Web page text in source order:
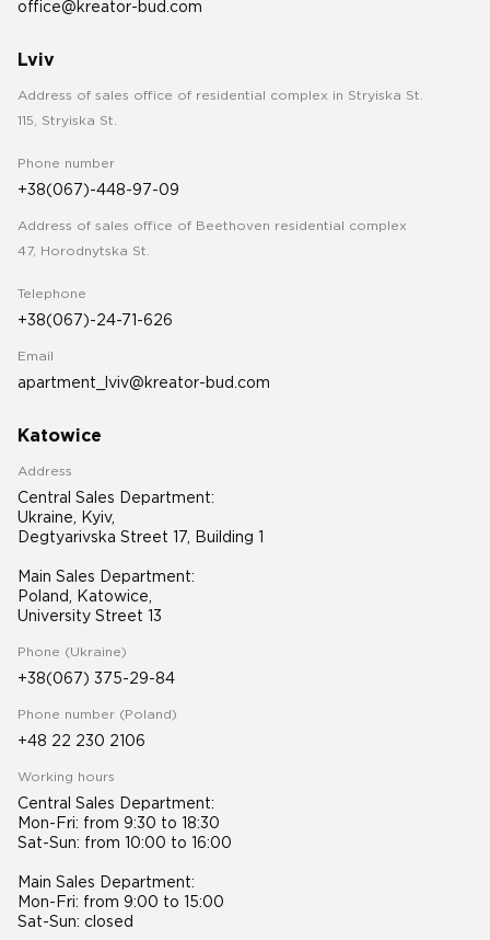
office@kreator-bud.com
Lviv
Address of sales office of residential complex in Stryiska St.
115, Stryiska St.
Phone number
+38(067)-448-97-09
Address of sales office of Beethoven residential complex
47, Horodnytska St.
Telephone
+38(067)-24-71-626
Email
apartment_lviv@kreator-bud.com
Katowice
Address
Central Sales Department:
Ukraine, Kyiv,
Degtyarivska Street 17, Building 1
Main Sales Department:
Poland, Katowice,
University Street 13
Phone (Ukraine)
+38(067) 375-29-84
Phone number (Poland)
+48 22 230 2106
Working hours
Central Sales Department:
Mon-Fri: from 9:30 to 18:30
Sat-Sun: from 10:00 to 16:00
Main Sales Department:
Mon-Fri: from 9:00 to 15:00
Sat-Sun: closed